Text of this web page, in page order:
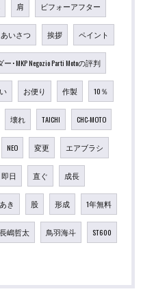
肩 ビフォーアフター
あいさつ 挨拶 ペイント
MKP Negozio Parti Motoの評判
お便り 作製 10％
壊れ TAICHI CHC-MOTO
NEO 変更 エアブラシ
即日 直ぐ 成長
き 股 形成 1年無料
長嶋哲太 鳥羽海斗 ST600